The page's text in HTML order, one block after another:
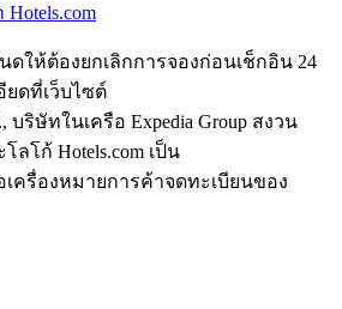
ดให้ต้องยกเลิกการจองก่อนเช็กอิน 24
ยดที่เว็บไซต์
บริษัทในเครือ Expedia Group สงวน
โลโก้ Hotels.com เป็น
ครื่องหมายการค้าจดทะเบียนของ